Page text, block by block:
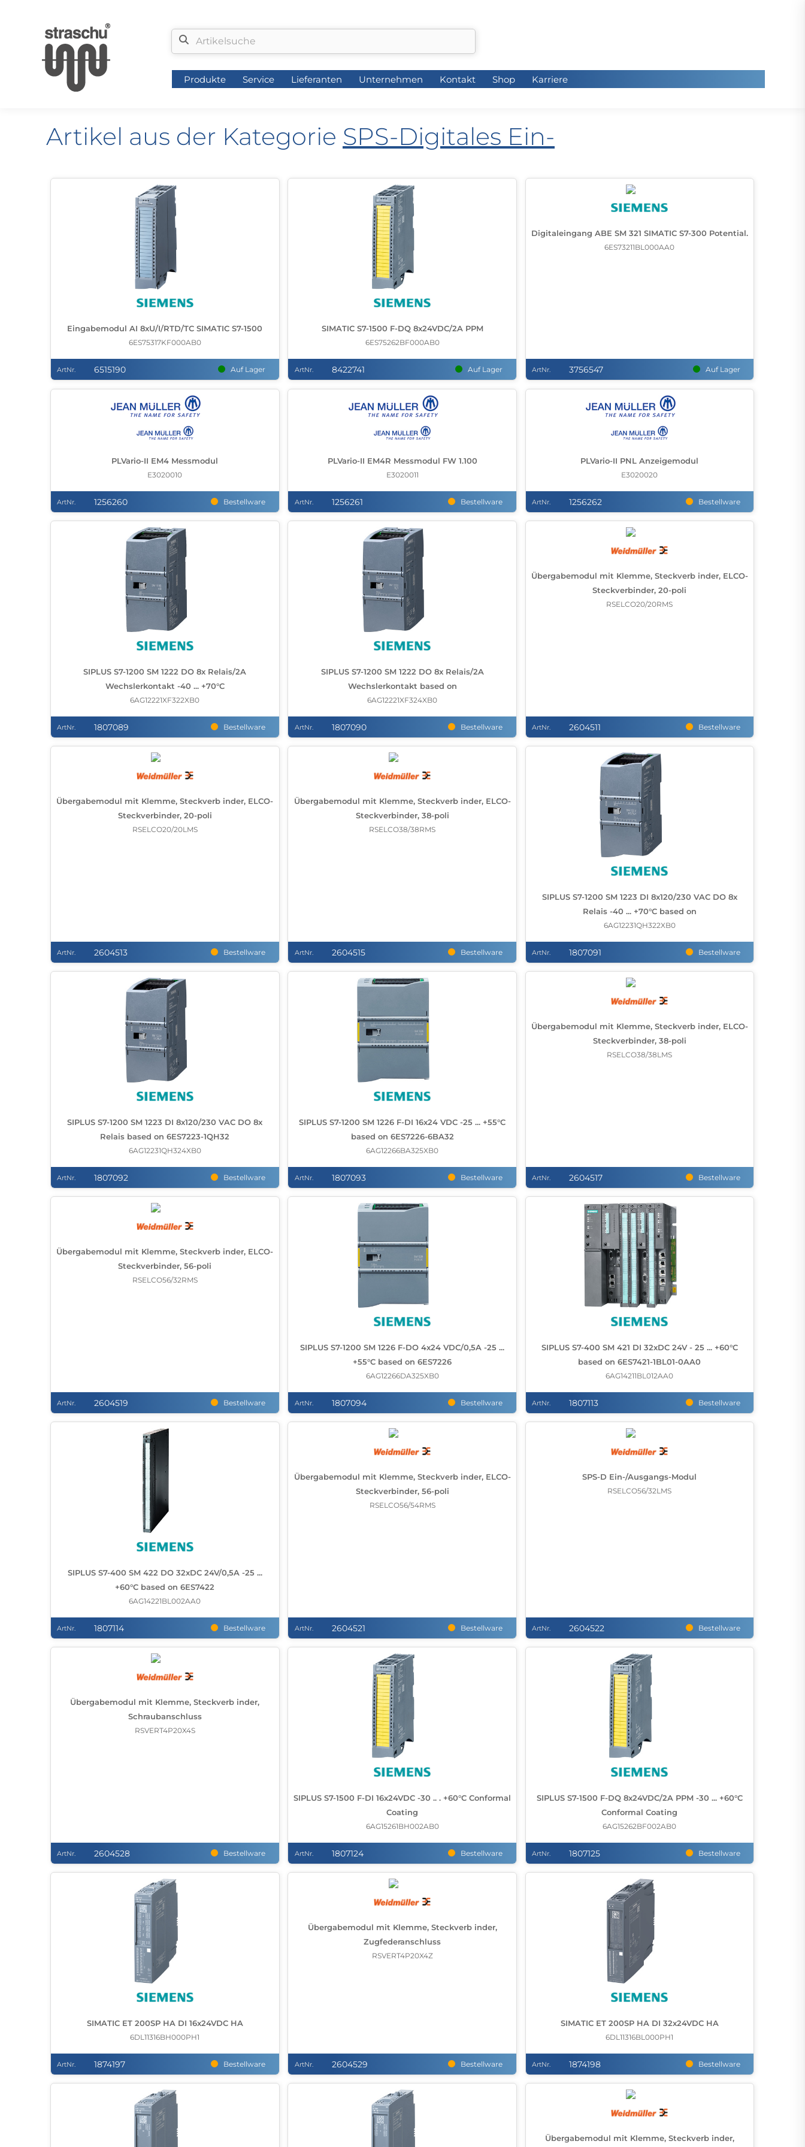
Produkte Service Lieferanten Unternehmen Kontakt Shop Karriere
Artikel aus der Kategorie SPS-Digitales Ein-
Eingabemodul AI 8xU/I/RTD/TC SIMATIC S7-1500
6ES75317KF000AB0
ArtNr. 6515190 Auf Lager
SIMATIC S7-1500 F-DQ 8x24VDC/2A PPM
6ES75262BF000AB0
ArtNr. 8422741 Auf Lager
Digitaleingang ABE SM 321 SIMATIC S7-300 Potential.
6ES73211BL000AA0
ArtNr. 3756547 Auf Lager
PLVario-II EM4 Messmodul
E3020010
ArtNr. 1256260 Bestellware
PLVario-II EM4R Messmodul FW 1.100
E3020011
ArtNr. 1256261 Bestellware
PLVario-II PNL Anzeigemodul
E3020020
ArtNr. 1256262 Bestellware
SIPLUS S7-1200 SM 1222 DO 8x Relais/2A
Wechslerkontakt -40 ... +70°C
6AG12221XF322XB0
ArtNr. 1807089 Bestellware
SIPLUS S7-1200 SM 1222 DO 8x Relais/2A
Wechslerkontakt based on
6AG12221XF324XB0
ArtNr. 1807090 Bestellware
Übergabemodul mit Klemme, Steckverb inder, ELCO-
Steckverbinder, 20-poli
RSELCO20/20RMS
ArtNr. 2604511 Bestellware
Übergabemodul mit Klemme, Steckverb inder, ELCO-
Steckverbinder, 20-poli
RSELCO20/20LMS
ArtNr. 2604513 Bestellware
Übergabemodul mit Klemme, Steckverb inder, ELCO-
Steckverbinder, 38-poli
RSELCO38/38RMS
ArtNr. 2604515 Bestellware
SIPLUS S7-1200 SM 1223 DI 8x120/230 VAC DO 8x
Relais -40 ... +70°C based on
6AG12231QH322XB0
ArtNr. 1807091 Bestellware
SIPLUS S7-1200 SM 1223 DI 8x120/230 VAC DO 8x
Relais based on 6ES7223-1QH32
6AG12231QH324XB0
ArtNr. 1807092 Bestellware
SIPLUS S7-1200 SM 1226 F-DI 16x24 VDC -25 ... +55°C
based on 6ES7226-6BA32
6AG12266BA325XB0
ArtNr. 1807093 Bestellware
Übergabemodul mit Klemme, Steckverb inder, ELCO-
Steckverbinder, 38-poli
RSELCO38/38LMS
ArtNr. 2604517 Bestellware
Übergabemodul mit Klemme, Steckverb inder, ELCO-
Steckverbinder, 56-poli
RSELCO56/32RMS
ArtNr. 2604519 Bestellware
SIPLUS S7-1200 SM 1226 F-DO 4x24 VDC/0,5A -25 ...
+55°C based on 6ES7226
6AG12266DA325XB0
ArtNr. 1807094 Bestellware
SIPLUS S7-400 SM 421 DI 32xDC 24V - 25 ... +60°C
based on 6ES7421-1BL01-0AA0
6AG14211BL012AA0
ArtNr. 1807113 Bestellware
SIPLUS S7-400 SM 422 DO 32xDC 24V/0,5A -25 ...
+60°C based on 6ES7422
6AG14221BL002AA0
ArtNr. 1807114 Bestellware
Übergabemodul mit Klemme, Steckverb inder, ELCO-
Steckverbinder, 56-poli
RSELCO56/54RMS
ArtNr. 2604521 Bestellware
SPS-D Ein-/Ausgangs-Modul
RSELCO56/32LMS
ArtNr. 2604522 Bestellware
Übergabemodul mit Klemme, Steckverb inder,
Schraubanschluss
RSVERT4P20X4S
ArtNr. 2604528 Bestellware
SIPLUS S7-1500 F-DI 16x24VDC -30 .. . +60°C Conformal
Coating
6AG15261BH002AB0
ArtNr. 1807124 Bestellware
SIPLUS S7-1500 F-DQ 8x24VDC/2A PPM -30 ... +60°C
Conformal Coating
6AG15262BF002AB0
ArtNr. 1807125 Bestellware
SIMATIC ET 200SP HA DI 16x24VDC HA
6DL11316BH000PH1
ArtNr. 1874197 Bestellware
Übergabemodul mit Klemme, Steckverb inder,
Zugfederanschluss
RSVERT4P20X4Z
ArtNr. 2604529 Bestellware
SIMATIC ET 200SP HA DI 32x24VDC HA
6DL11316BL000PH1
ArtNr. 1874198 Bestellware
Übergabemodul mit Klemme, Steckverb inder,
Produkte Service Lieferanten Unternehmen Kontakt